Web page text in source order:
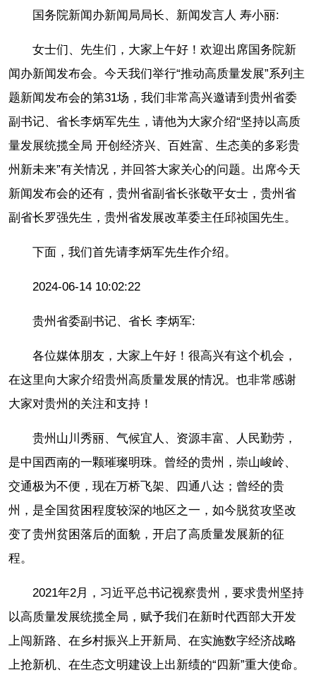
国务院新闻办新闻局局长、新闻发言人 寿小丽:
女士们、先生们，大家上午好！欢迎出席国务院新
闻办新闻发布会。今天我们举行“推动高质量发展”系列主
题新闻发布会的第31场，我们非常高兴邀请到贵州省委
副书记、省长李炳军先生，请他为大家介绍“坚持以高质
量发展统揽全局 开创经济兴、百姓富、生态美的多彩贵
州新未来”有关情况，并回答大家关心的问题。出席今天
新闻发布会的还有，贵州省副省长张敬平女士，贵州省
副省长罗强先生，贵州省发展改革委主任邱祯国先生。
下面，我们首先请李炳军先生作介绍。
2024-06-14 10:02:22
贵州省委副书记、省长 李炳军:
各位媒体朋友，大家上午好！很高兴有这个机会，
在这里向大家介绍贵州高质量发展的情况。也非常感谢
大家对贵州的关注和支持！
贵州山川秀丽、气候宜人、资源丰富、人民勤劳，
是中国西南的一颗璀璨明珠。曾经的贵州，崇山峻岭、
交通极为不便，现在万桥飞架、四通八达；曾经的贵
州，是全国贫困程度较深的地区之一，如今脱贫攻坚改
变了贵州贫困落后的面貌，开启了高质量发展新的征
程。
2021年2月，习近平总书记视察贵州，要求贵州坚持
以高质量发展统揽全局，赋予我们在新时代西部大开发
上闯新路、在乡村振兴上开新局、在实施数字经济战略
上抢新机、在生态文明建设上出新绩的“四新”重大使命。